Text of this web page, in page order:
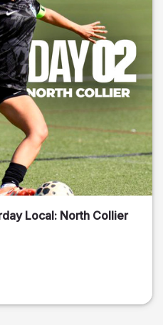
Local: North Collier